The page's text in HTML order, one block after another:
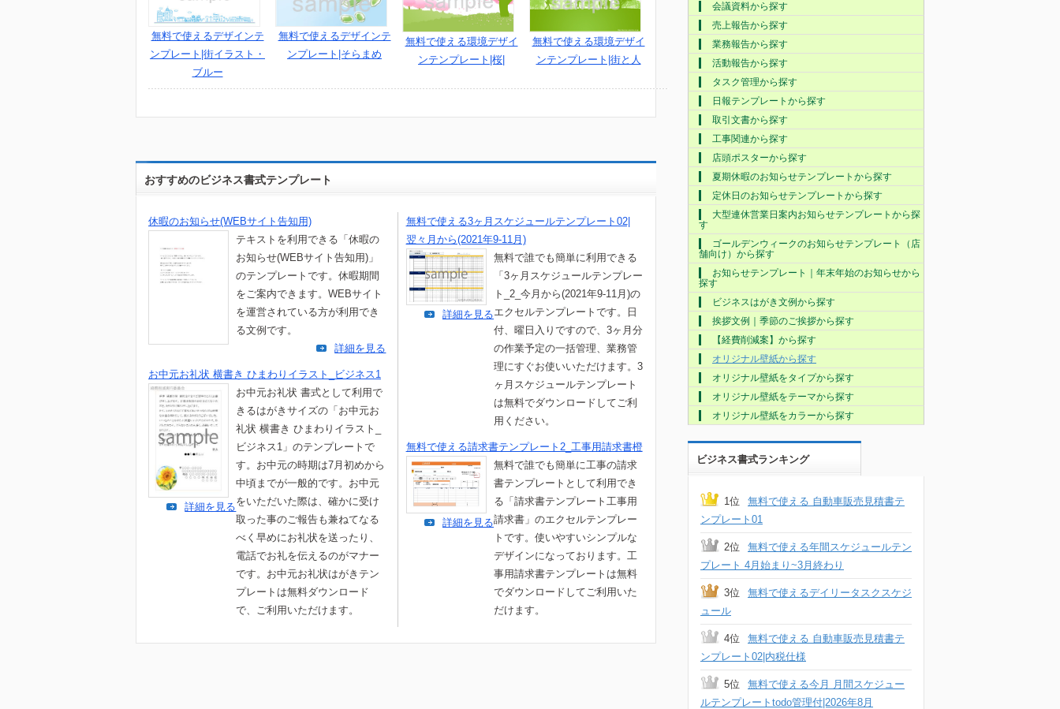
無料で使えるデザインテ
ンプレート|街イラスト・
ブルー
無料で使えるデザインテ
ンプレート|そらまめ
無料で使える環境デザイ
ンテンプレート|桜|
無料で使える環境デザイ
ンテンプレート|街と人
おすすめのビジネス書式テンプレート
休暇のお知らせ(WEBサイト告知用)
テキストを利用できる「休暇の
お知らせ(WEBサイト告知用)」
のテンプレートです。休暇期間
をご案内できます。WEBサイト
を運営されている方が利用でき
る文例です。
詳細を見る
無料で使える3ヶ月スケジュールテンプレート02|
翌々月から(2021年9-11月)
無料で誰でも簡単に利用できる
「3ヶ月スケジュールテンプレー
ト_2_今月から(2021年9-11月)の
エクセルテンプレートです。日
付、曜日入りですので、3ヶ月分
の作業予定の一括管理、業務管
理にすぐお使いいただけます。3
ヶ月スケジュールテンプレート
は無料でダウンロードしてご利
用ください。
詳細を見る
お中元お礼状 横書き ひまわりイラスト_ビジネス1
お中元お礼状 書式として利用で
きるはがきサイズの「お中元お
礼状 横書き ひまわりイラスト_
ビジネス1」のテンプレートで
す。お中元の時期は7月初めから
中頃までが一般的です。お中元
をいただいた際は、確かに受け
取った事のご報告も兼ねてなる
べく早めにお礼状を送ったり、
電話でお礼を伝えるのがマナー
です。お中元お礼状はがきテン
プレートは無料ダウンロード
で、ご利用いただけます。
詳細を見る
無料で使える請求書テンプレート2_工事用請求書橙
無料で誰でも簡単に工事の請求
書テンプレートとして利用でき
る「請求書テンプレート工事用
請求書」のエクセルテンプレー
トです。使いやすいシンプルな
デザインになっております。工
事用請求書テンプレートは無料
でダウンロードしてご利用いた
だけます。
詳細を見る
会議資料から探す
売上報告から探す
業務報告から探す
活動報告から探す
タスク管理から探す
日報テンプレートから探す
取引文書から探す
工事関連から探す
店頭ポスターから探す
夏期休暇のお知らせテンプレートから探す
定休日のお知らせテンプレートから探す
大型連休営業日案内お知らせテンプレートから探
す
ゴールデンウィークのお知らせテンプレート（店
舗向け）から探す
お知らせテンプレート｜年末年始のお知らせから
探す
ビジネスはがき文例から探す
挨拶文例｜季節のご挨拶から探す
【経費削減案】から探す
オリジナル壁紙から探す
オリジナル壁紙をタイプから探す
オリジナル壁紙をテーマから探す
オリジナル壁紙をカラーから探す
ビジネス書式ランキング
1位
無料で使える 自動車販売見積書テ
ンプレート01
2位
無料で使える年間スケジュールテン
プレート 4月始まり~3月終わり
3位
無料で使えるデイリータスクスケジ
ュール
4位
無料で使える 自動車販売見積書テ
ンプレート02|内税仕様
5位
無料で使える今月 月間スケジュー
ルテンプレートtodo管理付|2026年8月